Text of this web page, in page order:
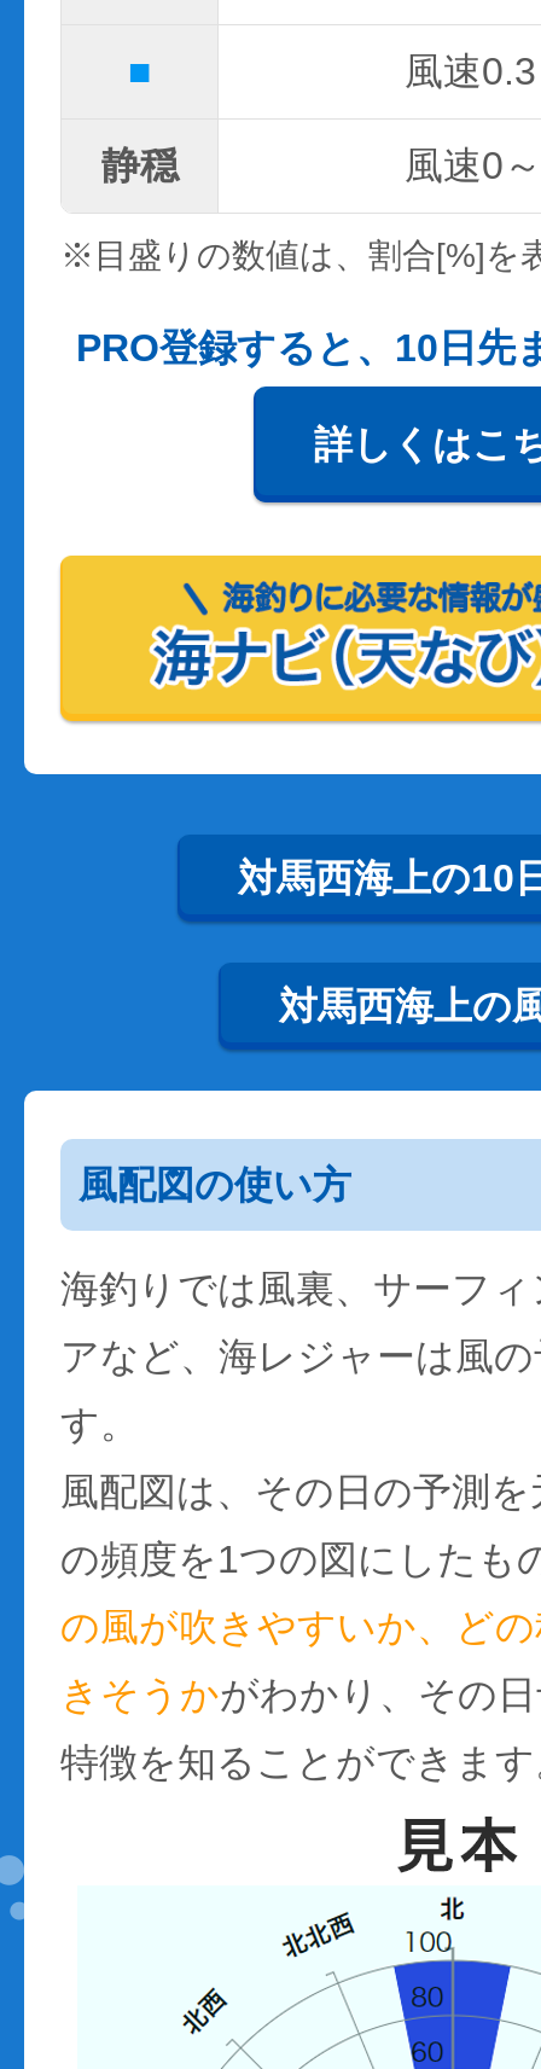
■ 風速
静穏 風速0
※目盛りの数値は、割合[%]を
PRO登録すると、10日先
詳しくはこ
対馬西海上の10
対馬西海上の
風配図の使い方
海釣りでは風裏、サーフ
アなど、海レジャーは風
す。
風配図は、その日の予測
の頻度を1つの図にしたも
の風が吹きやすいか、ど
きそうかがわかり、その
特徴を知ることができま